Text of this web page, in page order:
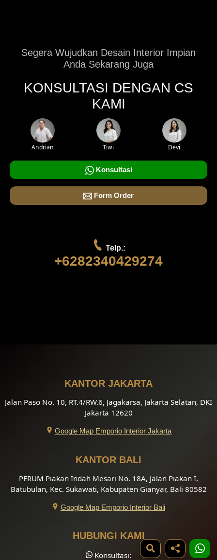
Segera Wujudkan Desain Interior Impian
Anda Sekarang Juga
KONSULTASI DENGAN CS
KAMI
Andrian Tiwi Devi
Konsultasi
Form Order
Telp.:
+6282340429274
KANTOR JAKARTA
Jalan Paso No. 10, RT.4/RW.6, Jagakarsa, Jakarta Selatan, DKI
Jakarta 12620
Google Map Emporio Interior Jakarta
KANTOR BALI
PERUM Piakan Indah Mesari No. 18A, Jalan Piakan I,
Batubulan, Kec. Sukawati, Kabupaten Gianyar, Bali 80582
Google Map Emporio Interior Bali
HUBUNGI KAMI
Konsultasi: